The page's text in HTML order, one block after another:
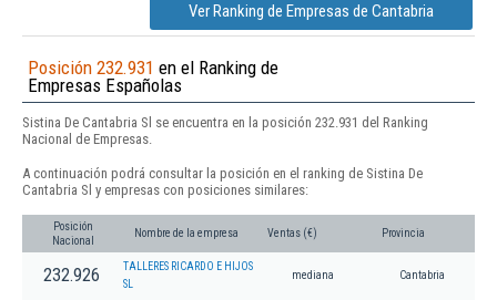
Ver Ranking de Empresas de Cantabria
Posición 232.931 en el Ranking de
Empresas Españolas
Sistina De Cantabria Sl se encuentra en la posición 232.931 del Ranking
Nacional de Empresas.
A continuación podrá consultar la posición en el ranking de Sistina De
Cantabria Sl y empresas con posiciones similares:
Posición
Nacional
Nombre de la empresa Ventas (€) Provincia
232.926
TALLERES RICARDO E HIJOS
SL
mediana Cantabria